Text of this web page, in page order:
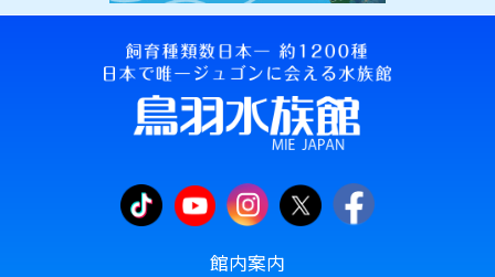
館内案内